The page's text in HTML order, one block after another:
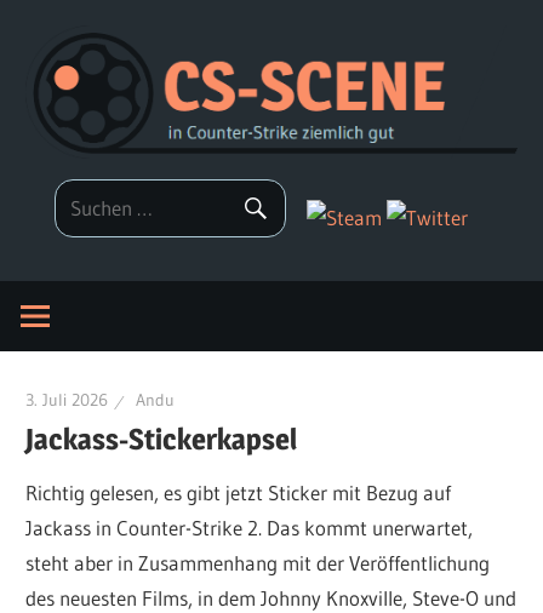
Inhalt
springen
3. Juli 2026 Andu
Jackass-Stickerkapsel
Richtig gelesen, es gibt jetzt Sticker mit Bezug auf
Jackass in Counter-Strike 2. Das kommt unerwartet,
steht aber in Zusammenhang mit der Veröffentlichung
des neuesten Films, in dem Johnny Knoxville, Steve-O und